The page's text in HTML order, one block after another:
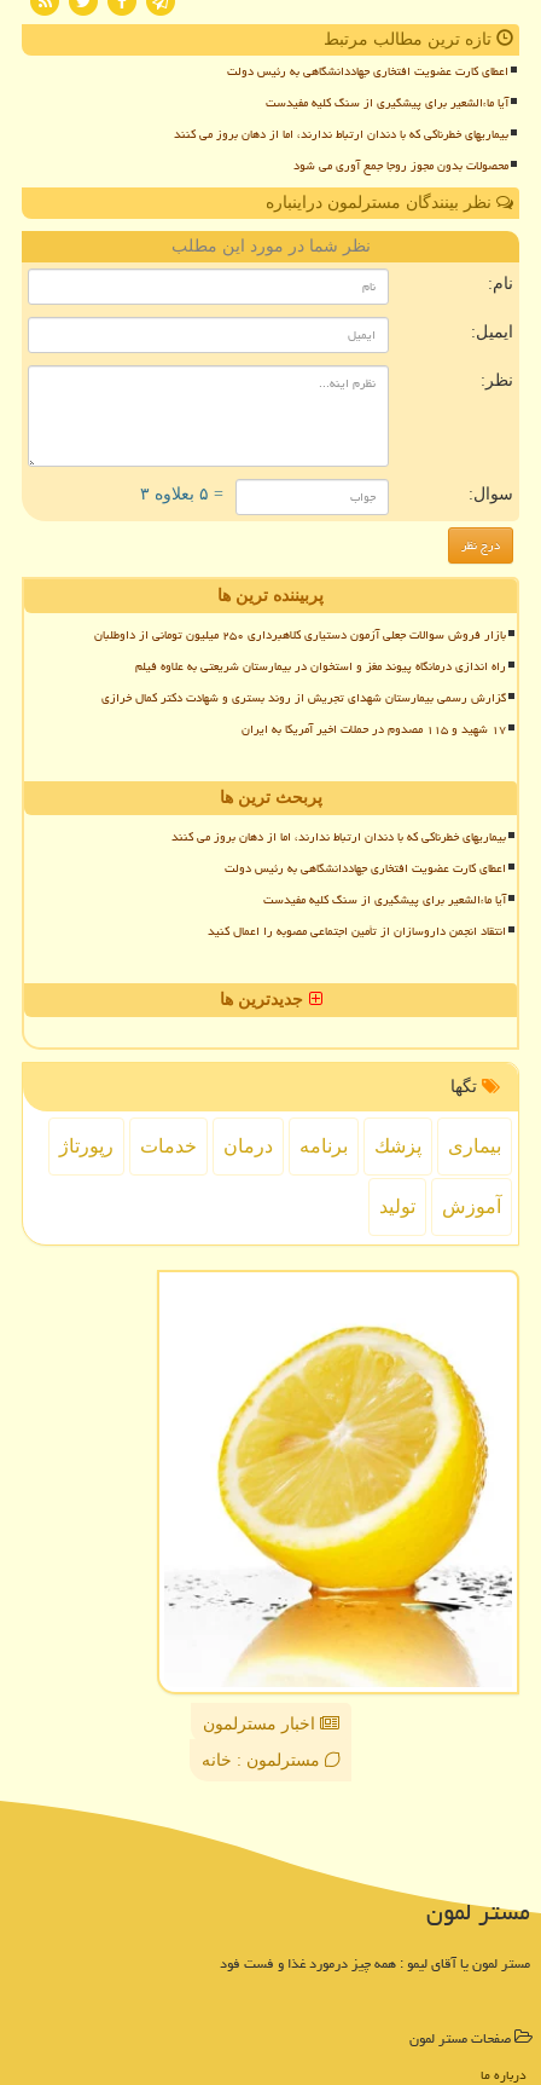
تازه ترین مطالب مرتبط
اعطای کارت عضویت افتخاری جهاددانشگاهی به رئیس دولت
آیا ماءالشعیر برای پیشگیری از سنگ کلیه مفیدست
بیماریهای خطرناکی که با دندان ارتباط ندارند، اما از دهان بروز می کنند
محصولات بدون مجوز روجا جمع آوری می شود
نظر بینندگان مسترلمون دراینباره
نظر شما در مورد این مطلب
نام:
ایمیل:
نظر:
سوال: = ۵ بعلاوه ۳
پربیننده ترین ها
بازار فروش سوالات جعلی آزمون دستیاری کلاهبرداری ۲۵۰ میلیون تومانی از داوطلبان
راه اندازی درمانگاه پیوند مغز و استخوان در بیمارستان شریعتی به علاوه فیلم
گزارش رسمی بیمارستان شهدای تجریش از روند بستری و شهادت دکتر کمال خرازی
۱۷ شهید و ۱۱۵ مصدوم در حملات اخیر آمریکا به ایران
پربحث ترین ها
بیماریهای خطرناکی که با دندان ارتباط ندارند، اما از دهان بروز می کنند
اعطای کارت عضویت افتخاری جهاددانشگاهی به رئیس دولت
آیا ماءالشعیر برای پیشگیری از سنگ کلیه مفیدست
انتقاد انجمن داروسازان از تأمین اجتماعی مصوبه را اعمال کنید
جدیدترین ها
تگها
بیماری پزشك برنامه درمان خدمات رپورتاژ
آموزش تولید
اخبار مسترلمون
مسترلمون : خانه
مستر لمون
مستر لمون یا آقای لیمو : همه چیز درمورد غذا و فست فود
صفحات مستر لمون
درباره ما